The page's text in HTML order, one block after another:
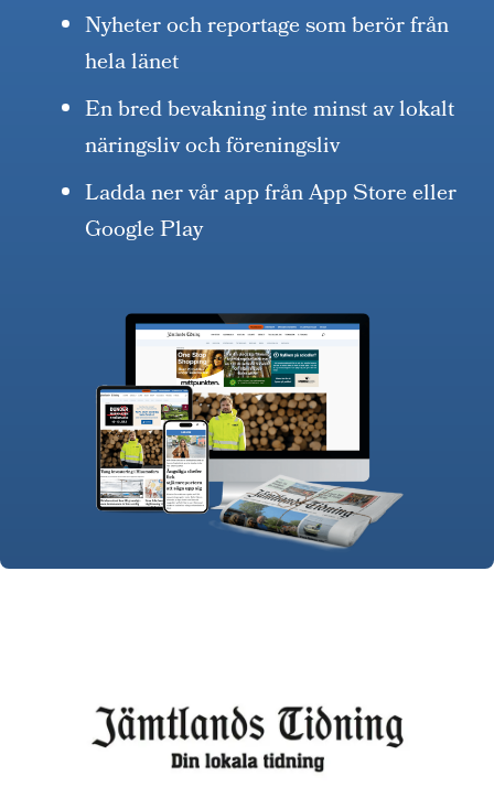
Nyheter och reportage som berör från
hela länet
En bred bevakning inte minst av lokalt
näringsliv och föreningsliv
Ladda ner vår app från App Store eller
Google Play